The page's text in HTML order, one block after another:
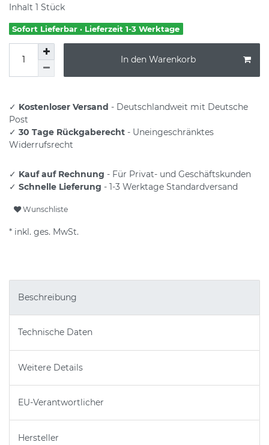
Inhalt 1 Stück
Sofort Lieferbar · Lieferzeit 1-3 Werktage
In den Warenkorb
✓ Kostenloser Versand - Deutschlandweit mit Deutsche
Post
✓ 30 Tage Rückgaberecht - Uneingeschränktes
Widerrufsrecht
✓ Kauf auf Rechnung - Für Privat- und Geschäftskunden
✓ Schnelle Lieferung - 1-3 Werktage Standardversand
Wunschliste
* inkl. ges. MwSt.
Beschreibung
Technische Daten
Weitere Details
EU-Verantwortlicher
Hersteller